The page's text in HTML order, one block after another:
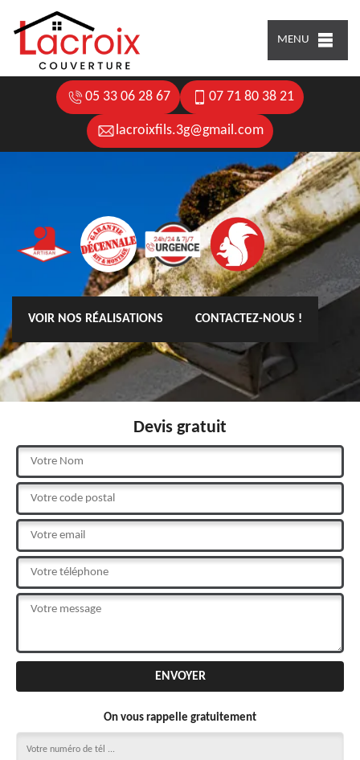
MENU
05 33 06 28 67 07 71 80 38 21
lacroixfils.3g@gmail.com
VOIR NOS RÉALISATIONS CONTACTEZ-NOUS !
Devis gratuit
On vous rappelle gratuitement